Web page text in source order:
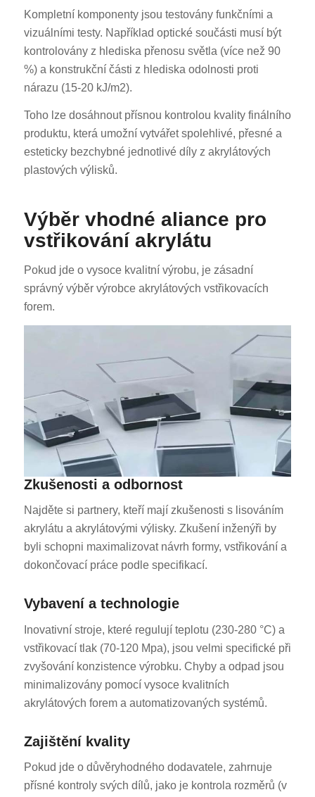
Kompletní komponenty jsou testovány funkčními a
vizuálními testy. Například optické součásti musí být
kontrolovány z hlediska přenosu světla (více než 90
%) a konstrukční části z hlediska odolnosti proti
nárazu (15-20 kJ/m2).
Toho lze dosáhnout přísnou kontrolou kvality finálního
produktu, která umožní vytvářet spolehlivé, přesné a
esteticky bezchybné jednotlivé díly z akrylátových
plastových výlisků.
Výběr vhodné aliance pro
vstřikování akrylátu
Pokud jde o vysoce kvalitní výrobu, je zásadní
správný výběr výrobce akrylátových vstřikovacích
forem.
Zkušenosti a odbornost
Najděte si partnery, kteří mají zkušenosti s lisováním
akrylátu a akrylátovými výlisky. Zkušení inženýři by
byli schopni maximalizovat návrh formy, vstřikování a
dokončovací práce podle specifikací.
Vybavení a technologie
Inovativní stroje, které regulují teplotu (230-280 °C) a
vstřikovací tlak (70-120 Mpa), jsou velmi specifické při
zvyšování konzistence výrobku. Chyby a odpad jsou
minimalizovány pomocí vysoce kvalitních
akrylátových forem a automatizovaných systémů.
Zajištění kvality
Pokud jde o důvěryhodného dodavatele, zahrnuje
přísné kontroly svých dílů, jako je kontrola rozměrů (v